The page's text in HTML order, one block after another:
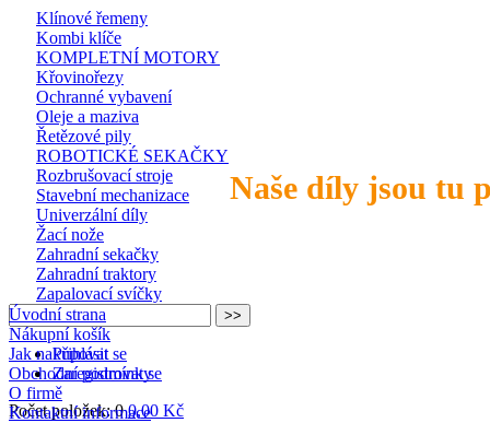
Naše díly jsou tu
Klínové řemeny
Kombi klíče
KOMPLETNÍ MOTORY
Křovinořezy
Ochranné vybavení
Oleje a maziva
Řetězové pily
ROBOTICKÉ SEKAČKY
Rozbrušovací stroje
Stavební mechanizace
Univerzální díly
Žací nože
Zahradní sekačky
Zahradní traktory
Zapalovací svíčky
Přihlásit se
Zaregistrovat se
Počet položek: 0 0,00 Kč
Úvodní strana
Nákupní košík
Jak nakupovat
Obchodní podmínky
O firmě
Kontaktní informace